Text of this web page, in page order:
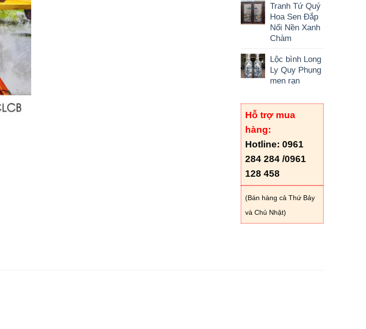
Tranh Tứ Quý
Hoa Sen Đắp
Nổi Nền Xanh
Chàm
Lộc bình Long
Ly Quy Phụng
men rạn
Hỗ trợ mua
hàng:
Hotline: 0961
284 284 /0961
128 458
(Bán hàng cả Thứ Bảy
và Chủ Nhật)